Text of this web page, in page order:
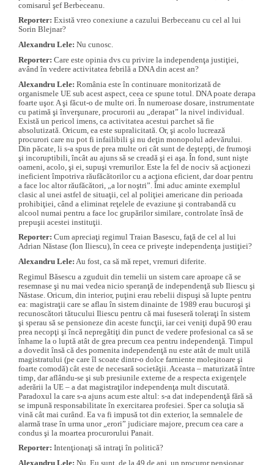
comisarul şef Berbeceanu.
Reporter: Există vreo conexiune a cazului Berbeceanu cu cel al lui
Sorin Blejnar?
Alexandru Lele: Nu cunosc.
Reporter: Care este opinia dvs cu privire la independenţa justiţiei,
având în vedere activitatea febrilă a DNA din acest an?
Alexandru Lele: România este în continuare monitorizată de
organismele UE sub acest aspect, ceea ce spune totul. DNA poate derapa
foarte uşor. A şi făcut-o de multe ori. În numeroase dosare, instrumentate
cu patimă şi înverşunare, procurorii au „derapat” la nivel individual.
Există un pericol imens, ca activitatea acestui parchet să fie
absolutizată. Oricum, ea este supralicitată. Or, şi acolo lucrează
procurori care nu pot fi infailibili şi nu deţin monopolul adevărului.
Din păcate, li s-a spus de prea multe ori cât sunt de deştepţi, de frumoşi
şi incoruptibili, încât au ajuns să se creadă şi ei aşa. În fond, sunt nişte
oameni, acolo, şi ei, supuşi vremurilor. Este la fel de nociv să acţionezi
ineficient împotriva răufăcătorilor cu a acţiona eficient, dar doar pentru
a face loc altor răufăcători, „a lor noştri”. Îmi aduc aminte exemplul
clasic al unei astfel de situaţii, cel al poliţiei americane din perioada
prohibiţiei, când a eliminat reţelele de evaziune şi contrabandă cu
alcool numai pentru a face loc grupărilor similare, controlate însă de
prepuşii acestei instituţii.
Reporter: Cum apreciaţi regimul Traian Basescu, faţă de cel al lui
Adrian Năstase (Ion Iliescu), în ceea ce priveşte independenţa justiţiei?
Alexandru Lele: Au fost, ca să mă repet, vremuri diferite.
Regimul Băsescu a zguduit din temelii un sistem care aproape că se
resemnase şi nu mai vedea nicio speranţă de independenţă sub Iliescu şi
Năstase. Oricum, din interior, puţini erau rebelii dispuşi să lupte pentru
ea: magistraţii care se aflau în sistem dinainte de 1989 erau bucuroşi şi
recunoscători tătucului Iliescu pentru că mai fuseseră toleraţi în sistem
şi sperau să se pensioneze din aceste funcţii, iar cei veniţi după 90 erau
prea necopţi şi încă nepregătiţi din punct de vedere profesional ca să se
înhame la o luptă atât de grea precum cea pentru independenţă. Timpul
a dovedit însă că des pomenita independenţă nu este atât de mult utilă
magistratului (pe care îl scoate dintr-o dolce farniente moleşitoare şi
foarte comodă) cât este de necesară societăţii. Aceasta – maturizată între
timp, dar aflându-se şi sub presiunile externe de a respecta exigenţele
aderării la UE – a dat magistraţilor independenţa mult discutată.
Paradoxul la care s-a ajuns acum este altul: s-a dat independenţă fără să
se impună responsabilitate în exercitarea profesiei. Sper ca soluţia să
vină cât mai curând. Ea va fi impusă tot din exterior, la semnalele de
alarmă trase în urma unor „erori” judiciare majore, precum cea care a
condus şi la moartea procurorului Panait.
Reporter: Intenţionaţi să intraţi în politică?
Alexandru Lele: Nu. Eu sunt, de la 49 de ani, un procuror pensionar